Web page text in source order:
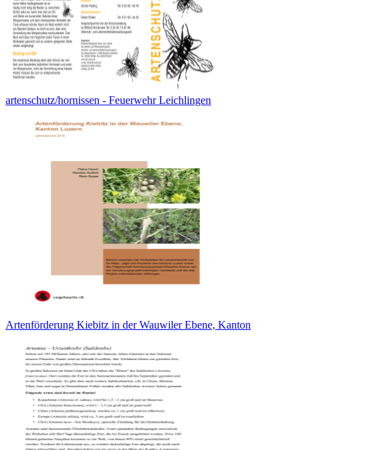
artenschutz/hornissen - Feuerwehr Leichlingen
Artenförderung Kiebitz in der Wauwiler Ebene, Kanton